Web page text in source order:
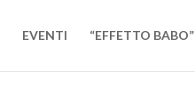
EVENTI “EFFETTO BABO”